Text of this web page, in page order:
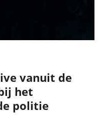
vanuit de
het
politie